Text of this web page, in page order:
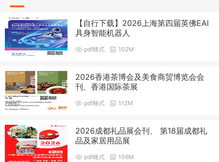
【自行下载】2026上海第四届英佛EAI
具身智能机器人
pdf格式 102M
2026香港茶博会及美食商贸博览会会
刊、香港国际茶展
pdf格式 112M
2026成都礼品展会刊、 第18届成都礼
品及家居用品展
pdf格式 106M